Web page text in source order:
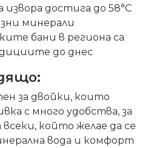
достига до 58°C
минерали
бани в региона са
до днес
за двойки, които
с много удобства, за
който желае да се
вода и комфорт